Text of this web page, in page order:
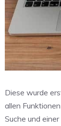
Diese wurde
allen Funktionen
Suche und